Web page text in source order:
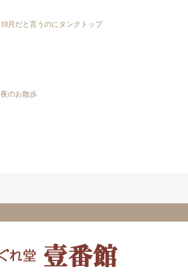
10月だと言うのにタンクトップ
夜のお散歩